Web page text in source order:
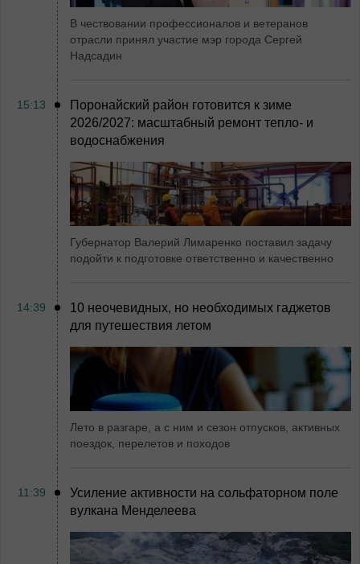
В чествовании профессионалов и ветеранов
отрасли принял участие мэр города Сергей
Надсадин
15:13
Поронайский район готовится к зиме
2026/2027: масштабный ремонт тепло- и
водоснабжения
Губернатор Валерий Лимаренко поставил задачу
подойти к подготовке ответственно и качественно
14:39
10 неочевидных, но необходимых гаджетов
для путешествия летом
Лето в разгаре, а с ним и сезон отпусков, активных
поездок, перелетов и походов
11:39
Усиление активности на сольфаторном поле
вулкана Менделеева